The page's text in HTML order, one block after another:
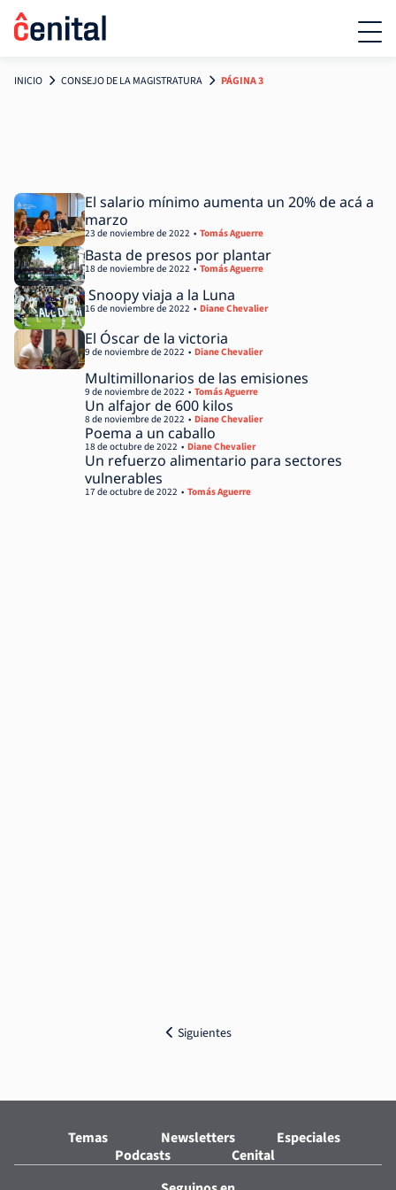
INICIO CONSEJO DE LA MAGISTRATURA PÁGINA 3
El salario mínimo aumenta un 20% de acá a
marzo
Tomás Aguerre
23 de noviembre de 2022
Basta de presos por plantar
Tomás Aguerre
18 de noviembre de 2022
Snoopy viaja a la Luna
Diane Chevalier
16 de noviembre de 2022
El Óscar de la victoria
Diane Chevalier
9 de noviembre de 2022
Multimillonarios de las emisiones
Tomás Aguerre
9 de noviembre de 2022
Un alfajor de 600 kilos
Diane Chevalier
8 de noviembre de 2022
Poema a un caballo
Diane Chevalier
18 de octubre de 2022
Un refuerzo alimentario para sectores
vulnerables
Tomás Aguerre
17 de octubre de 2022
Siguientes
Temas Newsletters
Especiales
Podcasts
Cenital